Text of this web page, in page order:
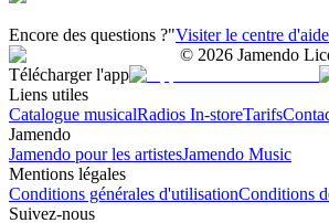
Encore des questions ?"Visiter le centre d'aide
© 2026 Jamendo
Télécharger l'app
Liens utiles
Catalogue musicalRadios In-storeTarifs
Jamendo
Jamendo pour les artistesJamendo Music
Mentions légales
Conditions générales d'utilisationConditions
Suivez-nous